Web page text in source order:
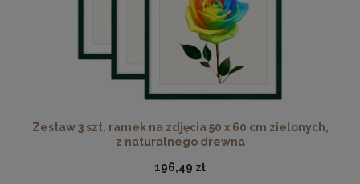
Zestaw 3 szt. ramek na zdjęcia 50 x 60 cm zielonych,
z naturalnego drewna
196,49 zł